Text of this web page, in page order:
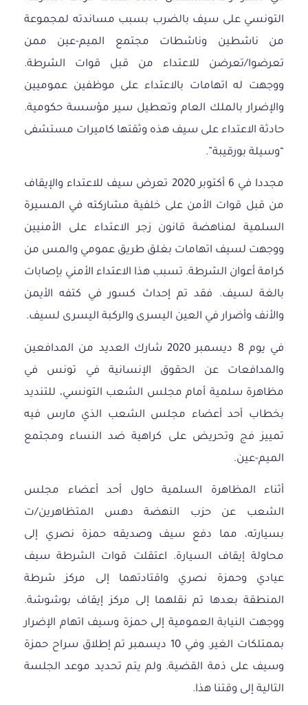
التونسي على سيف بالضرب بسبب مساندته لمجموعة
من ناشطين وناشطات مجتمع الميم-عين ممن
تعرضوا/تعرضن للاعتداء من قبل قوات الشرطة.
ووجهت له اتهامات بالاعتداء على موظفين عموميين
والإضرار بالملك العام وتعطيل سير مؤسسة حكومية.
حادثة الاعتداء على سيف هذه وثقتها كاميرات مستشفى
“وسيلة بورقيبة”.
مجددا في 6 أكتوبر 2020 تعرض سيف للاعتداء والإيقاف
من قبل قوات الأمن على خلفية مشاركته في المسيرة
السلمية لمناهضة قانون زجر الاعتداء على الأمنيين
ووجهت لسيف اتهامات بغلق طريق عمومي والمس من
كرامة أعوان الشرطة. تسبب هذا الاعتداء الأمني بإصابات
بالغة لسيف. فقد تم إحداث كسور في كتفه الأيمن
والأنف وأضرار في العين اليسرى والركبة اليسرى لسيف.
في يوم 8 ديسمبر 2020 شارك العديد من المدافعين
والمدافعات عن الحقوق الإنسانية في تونس في
مظاهرة سلمية أمام مجلس الشعب التونسي، للتنديد
بخطاب أحد أعضاء مجلس الشعب الذي مارس فيه
تمييز فج وتحريض على كراهية ضد النساء ومجتمع
الميم-عين.
أثناء المظاهرة السلمية حاول أحد أعضاء مجلس
الشعب عن حزب النهضة دهس المتظاهرين/ت
بسيارته، مما دفع سيف وصديقه حمزة نصري إلى
محاولة إيقاف السيارة. اعتقلت قوات الشرطة سيف
عيادي وحمزة نصري واقتادتهما إلى مركز شرطة
المنطقة بعدها تم نقلهما إلى مركز إيقاف بوشوشة.
ووجهت النيابة العمومية إلى حمزة وسيف اتهام الإضرار
بممتلكات الغير. وفي 10 ديسمبر تم إطلاق سراح حمزة
وسيف على ذمة القضية. ولم يتم تحديد موعد الجلسة
التالية إلى وقتنا هذا.